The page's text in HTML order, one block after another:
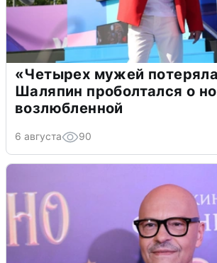
«Четырех мужей
Шаляпин проболтался о
возлюбленной
6 августа 90